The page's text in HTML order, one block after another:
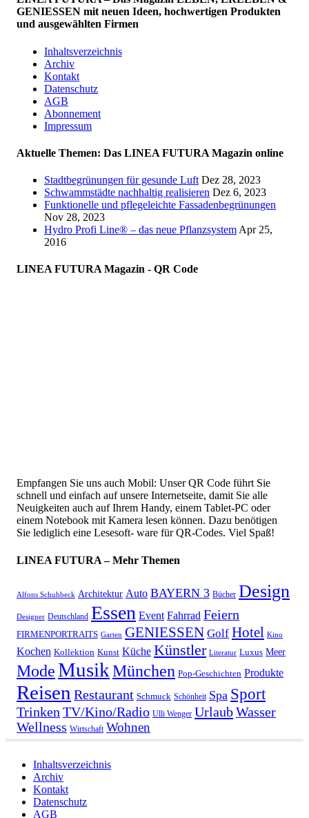
GENIESSEN mit neuen Ideen, hochwertigen Produkten
und ausgewählten Firmen
Inhaltsverzeichnis
Archiv
Kontakt
Datenschutz
AGB
Abonnement
Impressum
Aktuelle Themen: Das LINEA FUTURA Magazin online
Stadtbegrünungen für gesunde Luft Dez 28, 2023
Schwammstädte nachhaltig realisieren Dez 6, 2023
Funktionelle und pflegeleichte Fassadenbegrünungen
Nov 28, 2023
Hydro Profi Line® – das neue Pflanzsystem Apr 25,
2016
LINEA FUTURA Magazin - QR Code
Empfangen Sie uns auch Mobil: Unser QR Code führt Sie
schnell und einfach auf unsere Internetseite, damit Sie alle
Neuigkeiten auch auf Ihrem Handy, einem Tablet-PC oder
einem Notebook mit Kamera lesen können. Dazu benötigen
Sie lediglich eine Lesesoft- ware für QR-Codes. Viel Spaß!
LINEA FUTURA – Mehr Themen
Alfons Schuhbeck Architektur Auto BAYERN 3 Bücher Design
Designer Deutschland Essen Event Fahrrad Feiern
FIRMENPORTRAITS Garten GENIESSEN Golf Hotel Kino
Kochen Kollektion Kunst Küche Künstler Literatur Luxus Meer
ModeMusikMünchen Pop-Geschichten Produkte
Reisen Restaurant Schmuck Schönheit Spa Sport
Trinken TV/Kino/Radio Ulli Wenger UrlaubWasser
Wellness Wirtschaft Wohnen
Inhaltsverzeichnis
Archiv
Kontakt
Datenschutz
AGB